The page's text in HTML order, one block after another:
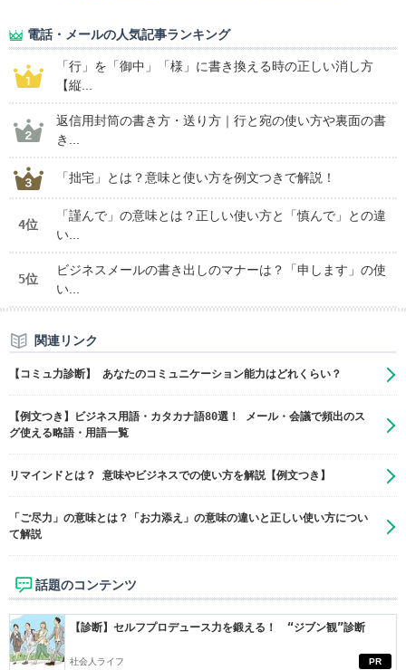
電話・メールの人気記事ランキング
「行」を「御中」「様」に書き換える時の正しい消し方
【縦...
返信用封筒の書き方・送り方｜行と宛の使い方や裏面の書
き...
「拙宅」とは？意味と使い方を例文つきで解説！
4位
「謹んで」の意味とは？正しい使い方と「慎んで」との違
い...
5位
ビジネスメールの書き出しのマナーは？「申します」の使
い...
関連リンク
【コミュ力診断】 あなたのコミュニケーション能力はどれくらい？
【例文つき】ビジネス用語・カタカナ語80選！ メール・会議で頻出のス
グ使える略語・用語一覧
リマインドとは？ 意味やビジネスでの使い方を解説【例文つき】
「ご尽力」の意味とは？「お力添え」の意味の違いと正しい使い方につい
て解説
話題のコンテンツ
PR
【診断】セルフプロデュース力を鍛える！ “ジブン観”診断
社会人ライフ